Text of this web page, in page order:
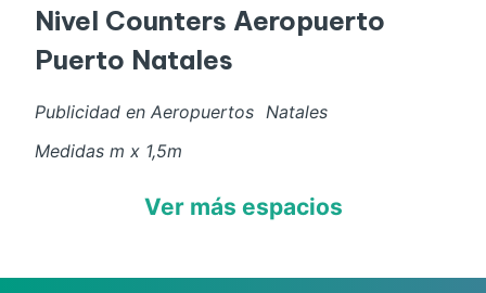
Nivel Counters Aeropuerto
Puerto Natales
Publicidad en Aeropuertos Natales
Medidas m x 1,5m
Ver más espacios